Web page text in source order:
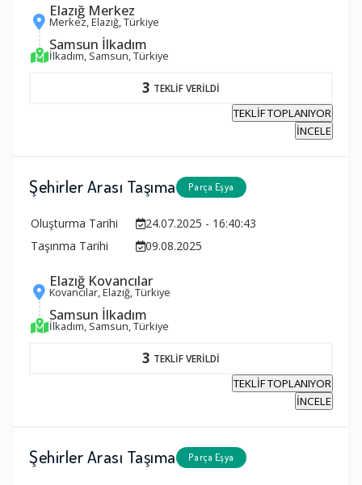
Elazığ Merkez
Merkez, Elazığ, Türkiye
Samsun İlkadım
İlkadım, Samsun, Türkiye
3 TEKLİF VERİLDİ
TEKLİF TOPLANIYOR
İNCELE
Şehirler Arası Taşıma Parça Eşya
Oluşturma Tarihi
24.07.2025 - 16:40:43
Taşınma Tarihi
09.08.2025
Elazığ Kovancılar
Kovancılar, Elazığ, Türkiye
Samsun İlkadım
İlkadım, Samsun, Türkiye
3 TEKLİF VERİLDİ
TEKLİF TOPLANIYOR
İNCELE
Şehirler Arası Taşıma Parça Eşya